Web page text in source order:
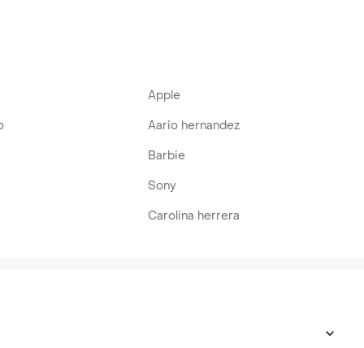
Apple
Aario hernandez
Barbie
Sony
Carolina herrera